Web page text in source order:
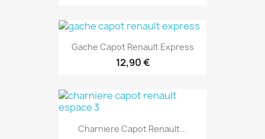
Gache Capot Renault Express
12,90 €
Charniere Capot Renault...